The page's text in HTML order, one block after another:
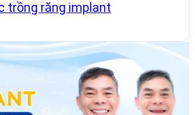
trồng răng implant